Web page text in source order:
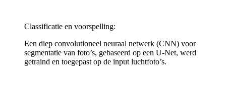
Classificatie en voorspelling:
Een diep convolutioneel neuraal netwerk (CNN) voor
segmentatie van foto’s, gebaseerd op een U-Net, werd
getraind en toegepast op de input luchtfoto’s.